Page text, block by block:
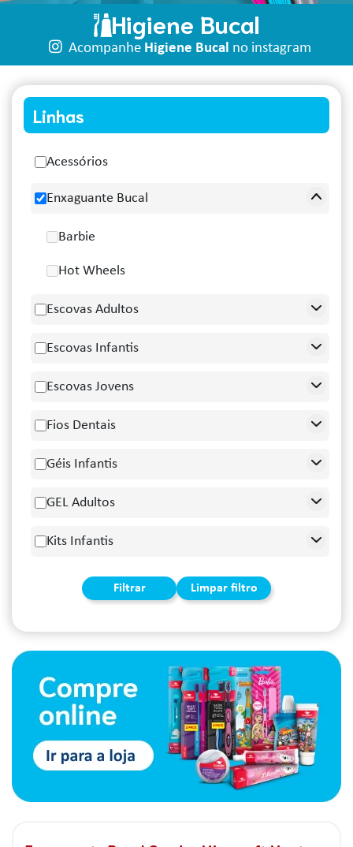
Higiene Bucal
Acompanhe Higiene Bucal no instagram
Linhas
Acessórios
Enxaguante Bucal
Barbie
Hot Wheels
Escovas Adultos
Escovas Infantis
Escovas Jovens
Fios Dentais
Géis Infantis
GEL Adultos
Kits Infantis
Filtrar Limpar filtro